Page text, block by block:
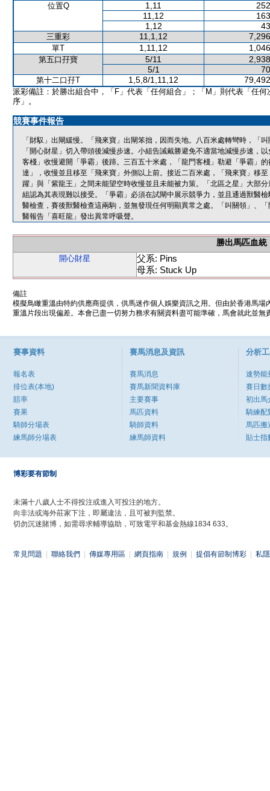
位置Q 1,11
11,12
1,12
三重彩 11,1,12
單T 1,11,12
第五口孖寶 5/11
5/1
第十二口孖T 1,5,8/1,11,12
派彩備註：於勝出組合中，「F」代表「任何組合」；「M」則代表「任何
序」。
競賽事件報告
「財馭」出閘緩慢。「飛來寶」出閘笨拙，因而失地。八百米處轉彎時，「
「開心財星」切入帶頭後減慢步速。小組告誡戴勝避免不適當地減慢步速，
客棧」收慢避開「爭霸」後蹄。三百五十米處，「龍門客棧」勒避「爭霸」
達」，收慢並且移至「飛來寶」外側以上前。接近二百米處，「飛來寶」移
躍」與「紫龍王」之間未能望空時收慢並且未能被力策。「北區之星」大部
組認為其表現難以接受。「爭霸」必須在試閘中展示競爭力，並且通過獸醫
醫檢查，賽後獸醫檢查這兩駒，並無發現任何明顯異常之處。「叫關領」、
醫報告「喜旺龍」發出異常呼吸聲。
勝出馬匹血統
開心財星
父系: Pins
母系: Stuck Up
備註
模擬鳥瞰重溫由特約供應商提供，供馬迷作個人娛樂資訊之用。但由於香港馬
重溫片段出現偏差。本會已盡一切努力務求有關資料盡可能準確，馬會就此並
賽事資料
報名表
排位表(本地)
賠率
賽果
騎師分場表
練馬師分場表
賽馬消息及資訊
賽馬消息
賽馬新聞資料庫
主要賽事
馬匹資料
騎師資料
練馬師資料
分析
速勢能
賽日數
初出馬
騎練配
馬匹搬
貼士指
博彩要有節制
未滿十八歲人士不得投注或進入可投注的地方。
向非法或海外莊家下注，即屬違法，且可被判監禁。
切勿沉迷賭博，如需尋求輔導協助，可致電平和基金熱線1834 633。
常見問題 聯絡我們 傳媒專用區 網頁指南 規例 提倡有節制博彩 私